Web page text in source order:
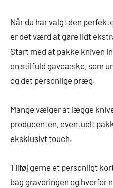
Når du har valgt den
er det værd at gøre lidt
Start med at pakke kniven
en stilfuld gaveæske, som
og det personlige præg.
Mange vælger at lægge
producenten, eventuelt
eksklusivt touch.
Tilføj gerne et personligt
bag graveringen og hvorfor